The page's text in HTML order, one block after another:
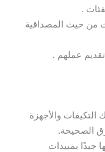
من حيث المصداقية
والأجهزة
الصحيحة.
جيدًا بمبيدات